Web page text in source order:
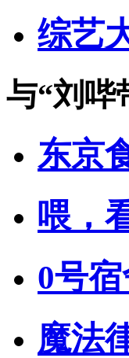
综艺
与“刘哔
东京
喂，
0号
魔法